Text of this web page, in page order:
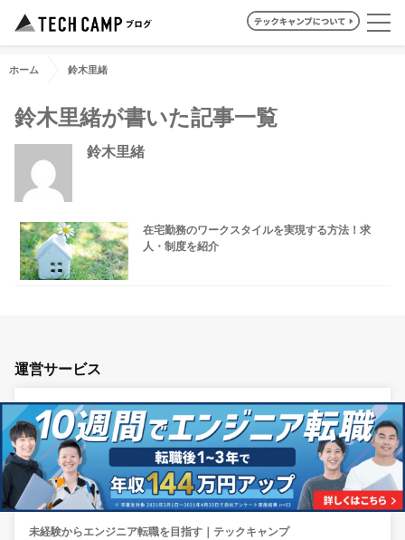
ホーム 鈴木里緒
鈴木里緒が書いた記事一覧
鈴木里緒
在宅勤務のワークスタイルを実現する方法！求
人・制度を紹介
運営サービス
未経験からエンジニア転職を目指す｜テックキャンプ